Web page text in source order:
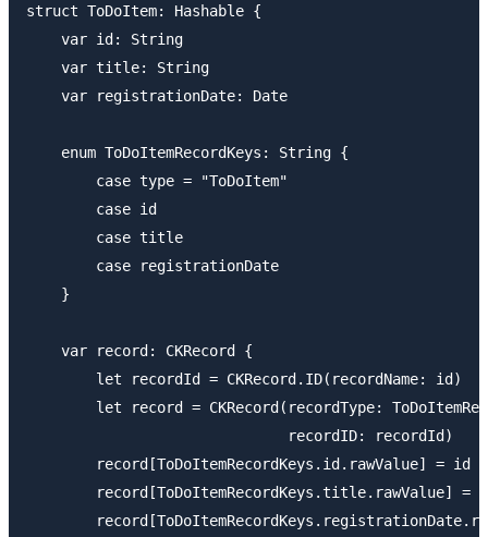
struct ToDoItem: Hashable {
    var id: String
    var title: String
    var registrationDate: Date
    enum ToDoItemRecordKeys: String {
        case type = "ToDoItem"
        case id
        case title
        case registrationDate
    }
    var record: CKRecord {
        let recordId = CKRecord.ID(recordName: id)
let record = CKRecord(recordType:
                              recordID: recordId)
        record[ToDoItemRecordKeys.id.rawValue] = id
record[ToDoItemRecordKeys.title.rawValue] =